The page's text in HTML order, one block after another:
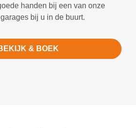
handen bij een van onze
bij u in de buurt.
& BOEK